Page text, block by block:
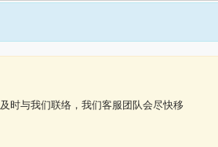
时与我们联络，我们客服团队会尽快移